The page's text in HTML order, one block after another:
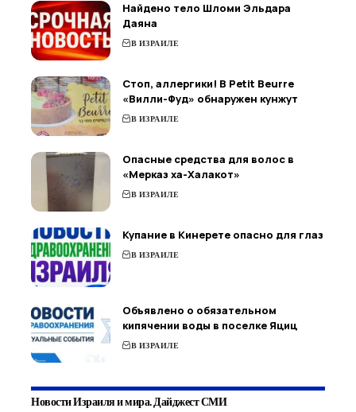
Найдено тело Шломи Эльдара
Даяна
В ИЗРАИЛЕ
Стоп, аллергики! В Petit Beurre
«Вилли-Фуд» обнаружен кунжут
В ИЗРАИЛЕ
Опасные средства для волос в
«Мерказ ха-Халакот»
В ИЗРАИЛЕ
Купание в Кинерете опасно для глаз
В ИЗРАИЛЕ
Объявлено о обязательном
кипячении воды в поселке Яциц
В ИЗРАИЛЕ
Новости Израиля и мира. Дайджест СМИ